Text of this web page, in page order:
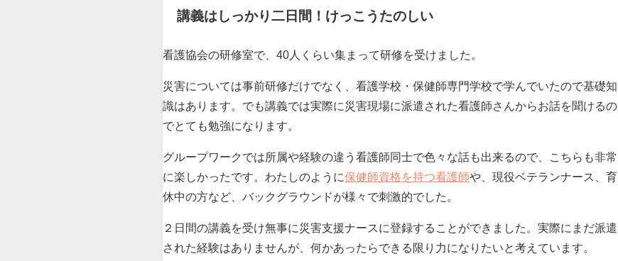
講義はしっかり二日間！けっこうたのしい
看護協会の研修室で、40人くらい集まって研修を受けました。
災害については事前研修だけでなく、看護学校・保健師専門学校で学んでいたので基礎知
識はあります。でも講義では実際に災害現場に派遣された看護師さんからお話を聞けるの
でとても勉強になります。
グループワークでは所属や経験の違う看護師同士で色々な話も出来るので、こちらも非常
に楽しかったです。わたしのように保健師資格を持つ看護師や、現役ベテランナース、育
休中の方など、バックグラウンドが様々で刺激的でした。
２日間の講義を受け無事に災害支援ナースに登録することができました。実際にまだ派遣
された経験はありませんが、何かあったらできる限り力になりたいと考えています。